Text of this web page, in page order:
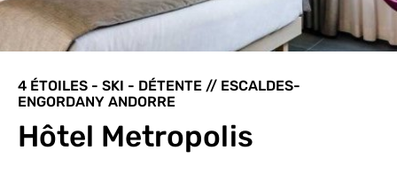
4 ÉTOILES - SKI - DÉTENTE // ESCALDES-
ENGORDANY ANDORRE
Hôtel Metropolis